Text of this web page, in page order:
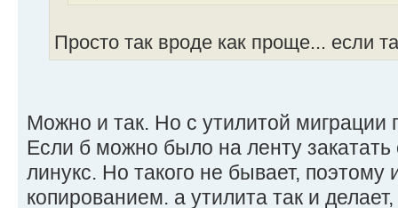
Просто так вроде как проще... если
Можно и так. Но с утилитой
Если б можно было на ленту закатать
линукс. Но такого не бывает, поэтому
копированием. а утилита так и